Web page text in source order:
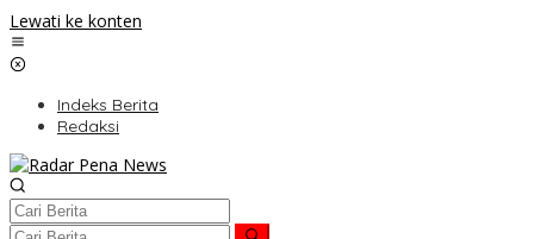
Lewati ke konten
Indeks Berita
Redaksi